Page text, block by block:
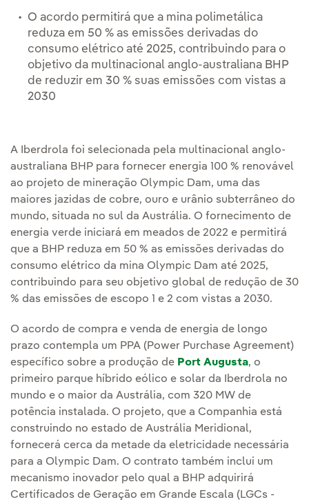
O acordo permitirá que a mina polimetálica
reduza em 50 % as emissões derivadas do
consumo elétrico até 2025, contribuindo para o
objetivo da multinacional anglo-australiana BHP
de reduzir em 30 % suas emissões com vistas a
2030
A Iberdrola foi selecionada pela multinacional anglo-
australiana BHP para fornecer energia 100 % renovável
ao projeto de mineração Olympic Dam, uma das
maiores jazidas de cobre, ouro e urânio subterrâneo do
mundo, situada no sul da Austrália. O fornecimento de
energia verde iniciará em meados de 2022 e permitirá
que a BHP reduza em 50 % as emissões derivadas do
consumo elétrico da mina Olympic Dam até 2025,
contribuindo para seu objetivo global de redução de 30
% das emissões de escopo 1 e 2 com vistas a 2030.
O acordo de compra e venda de energia de longo
prazo contempla um PPA (Power Purchase Agreement)
específico sobre a produção de Port Augusta, o
primeiro parque híbrido eólico e solar da Iberdrola no
mundo e o maior da Austrália, com 320 MW de
potência instalada. O projeto, que a Companhia está
construindo no estado de Austrália Meridional,
fornecerá cerca da metade da eletricidade necessária
para a Olympic Dam. O contrato também inclui um
mecanismo inovador pelo qual a BHP adquirirá
Certificados de Geração em Grande Escala (LGCs -